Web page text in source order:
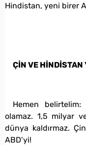
Hindistan, yeni birer
ÇİN VE HİNDİSTAN
Hemen
olamaz. 1,5 milyar
dünya kaldırmaz.
ABD’yi!